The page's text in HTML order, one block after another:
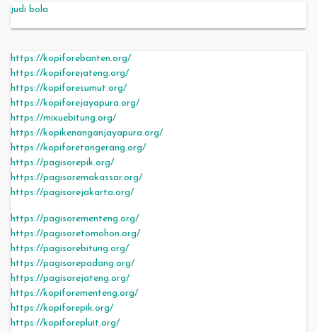
judi bola
https://kopiforebanten.org/
https://kopiforejateng.org/
https://kopiforesumut.org/
https://kopiforejayapura.org/
https://mixuebitung.org/
https://kopikenanganjayapura.org/
https://kopiforetangerang.org/
https://pagisorepik.org/
https://pagisoremakassar.org/
https://pagisorejakarta.org/
https://pagisorementeng.org/
https://pagisoretomohon.org/
https://pagisorebitung.org/
https://pagisorepadang.org/
https://pagisorejateng.org/
https://kopiforementeng.org/
https://kopiforepik.org/
https://kopiforepluit.org/